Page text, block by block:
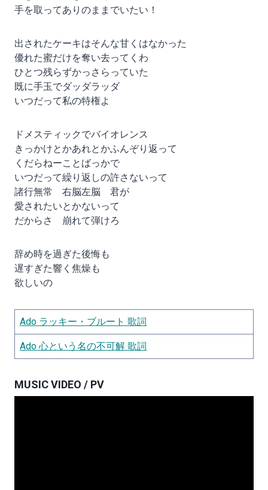
手を取ってありのままでいたい！
出されたケーキはそんな甘くはなかった
優れた蜜だけを奪い去ってくわ
ひとつ残らずかっさらっていた
既に手玉でダッダラッダ
いつだって私の特権よ
ドメスティックでバイオレンス
きっかけとかあれとかふんぞり返って
くだらねーことばっかで
いつだって繰り返しの許さないって
諸行無常 右脳左脳 君が
愛されたいとかないって
だからさ 崩れて弾けろ
辞め時を過ぎた後悔も
遅すぎた響く焦燥も
欲しいの
Ado ラッキー・ブルート 歌詞
Ado 心という名の不可解 歌詞
MUSIC VIDEO / PV